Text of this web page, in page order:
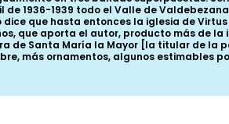
1936-1939 todo el Valle de
que hasta entonces la iglesia de
que aporta el autor, producto más de
de Santa María la Mayor [la titular de la
más ornamentos, algunos estimables